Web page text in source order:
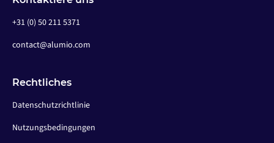
+31 (0) 50 211 5371
contact@alumio.com
Rechtliches
Datenschutzrichtlinie
Nutzungsbedingungen